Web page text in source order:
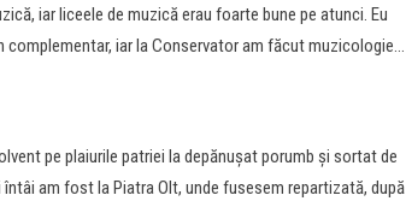
iar liceele de muzică erau foarte bune pe atunci. Eu
iar la Conservator am făcut muzicologie…
pe plaiurile patriei la depănușat porumb și sortat de
am fost la Piatra Olt, unde fusesem repartizată, după